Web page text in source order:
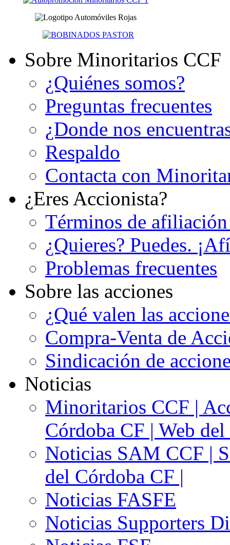
Sobre Minoritarios CCF
¿Quiénes somos?
Preguntas frecuentes
¿Donde nos
Respaldo
Contacta con
¿Eres Accionista?
Términos de
¿Quieres? Puedes.
Problemas frecuentes
Sobre las acciones
¿Qué valen las
Compra-Venta de
Sindicación de
Noticias
Minoritarios CCF |
Córdoba CF | Web
Noticias SAM CCF |
del Córdoba CF |
Noticias FASFE
Noticias Supporters